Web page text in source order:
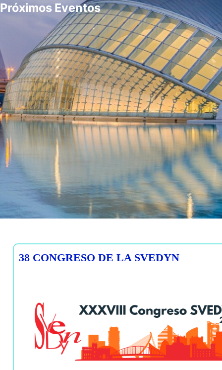
Próximos Eventos
38 CONGRESO DE LA SVEDYN